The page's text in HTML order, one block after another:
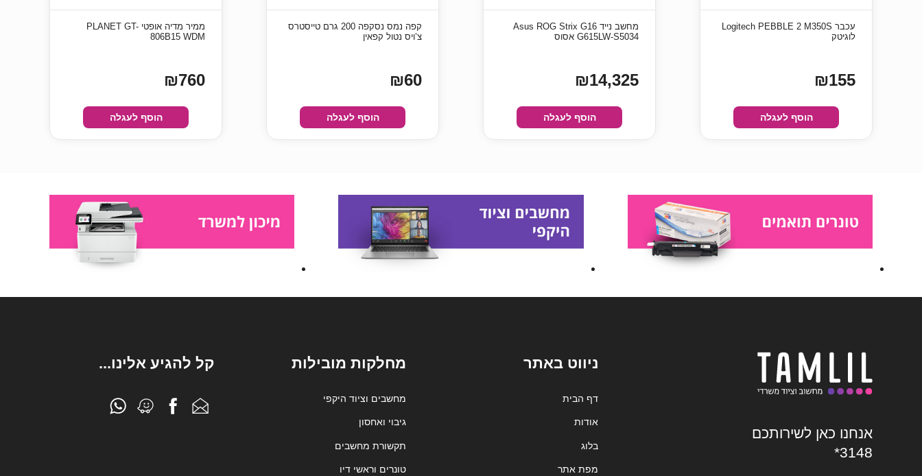
עכבר Logitech PEBBLE 2 M350S
לוגיטק
₪155
הוסף לעגלה
מחשב נייד Asus ROG Strix G16
G615LW-S5034 אסוס
₪14,325
הוסף לעגלה
קפה נמס נסקפה 200 גרם טייסטרס
צ’ויס נטול קפאין
₪60
הוסף לעגלה
ממיר מדיה אופטי PLANET GT-
806B15 WDM
₪760
הוסף לעגלה
אנחנו כאן לשירותכם
*3148
ניווט באתר
דף הבית
אודות
בלוג
מפת אתר
מחלקות מובילות
מחשבים וציוד היקפי
גיבוי ואחסון
תקשורת מחשבים
טונרים וראשי דיו
קל להגיע אלינו...